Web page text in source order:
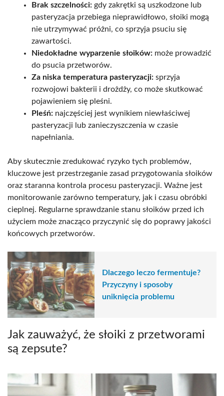
Brak szczelności: gdy zakrętki są uszkodzone lub
pasteryzacja przebiega nieprawidłowo, słoiki mogą
nie utrzymywać próżni, co sprzyja psuciu się
zawartości.
Niedokładne wyparzenie słoików: może prowadzić
do psucia przetworów.
Za niska temperatura pasteryzacji: sprzyja
rozwojowi bakterii i drożdży, co może skutkować
pojawieniem się pleśni.
Pleśń: najczęściej jest wynikiem niewłaściwej
pasteryzacji lub zanieczyszczenia w czasie
napełniania.
Aby skutecznie zredukować ryzyko tych problemów,
kluczowe jest przestrzeganie zasad przygotowania słoików
oraz staranna kontrola procesu pasteryzacji. Ważne jest
monitorowanie zarówno temperatury, jak i czasu obróbki
cieplnej. Regularne sprawdzanie stanu słoików przed ich
użyciem może znacząco przyczynić się do poprawy jakości
końcowych przetworów.
Dlaczego leczo fermentuje?
Przyczyny i sposoby
uniknięcia problemu
Jak zauważyć, że słoiki z przetworami
są zepsute?